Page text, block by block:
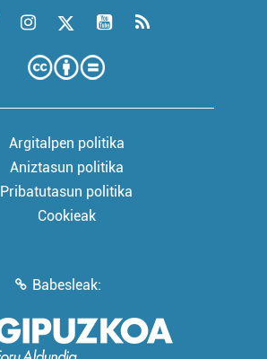
Argitalpen politika
Aniztasun politika
Pribatutasun politika
Cookieak
Babesleak: